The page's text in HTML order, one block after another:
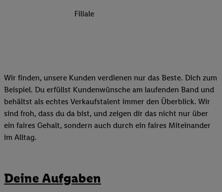
Filiale
Wir finden, unsere Kunden verdienen nur das Beste. Dich zum
Beispiel. Du erfüllst Kundenwünsche am laufenden Band und
behältst als echtes Verkaufstalent immer den Überblick. Wir
sind froh, dass du da bist, und zeigen dir das nicht nur über
ein faires Gehalt, sondern auch durch ein faires Miteinander
im Alltag.
Deine Aufgaben